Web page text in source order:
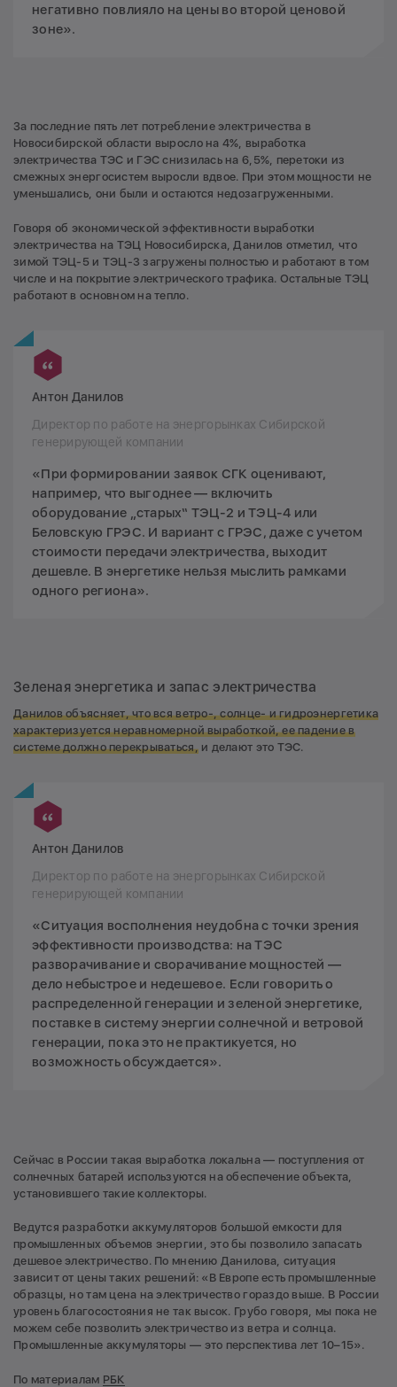
негативно повлияло на цены во второй ценовой
зоне».
За последние пять лет потребление электричества в
Новосибирской области выросло на 4%, выработка
электричества ТЭС и ГЭС снизилась на 6,5%, перетоки из
смежных энергосистем выросли вдвое. При этом мощности не
уменьшались, они были и остаются недозагруженными.
Говоря об экономической эффективности выработки
электричества на ТЭЦ Новосибирска, Данилов отметил, что
зимой ТЭЦ-5 и ТЭЦ-3 загружены полностью и работают в том
числе и на покрытие электрического трафика. Остальные ТЭЦ
работают в основном на тепло.
Антон Данилов
Директор по работе на энергорынках Сибирской
генерирующей компании
«При формировании заявок СГК оценивают,
например, что выгоднее — включить
оборудование „старых“ ТЭЦ-2 и ТЭЦ-4 или
Беловскую ГРЭС. И вариант с ГРЭС, даже с учетом
стоимости передачи электричества, выходит
дешевле. В энергетике нельзя мыслить рамками
одного региона».
Зеленая энергетика и запас электричества
Данилов объясняет, что вся ветро-, солнце- и гидроэнергетика
характеризуется неравномерной выработкой, ее падение в
системе должно перекрываться,и делают это ТЭС.
Антон Данилов
Директор по работе на энергорынках Сибирской
генерирующей компании
«Ситуация восполнения неудобна с точки зрения
эффективности производства: на ТЭС
разворачивание и сворачивание мощностей —
дело небыстрое и недешевое. Если говорить о
распределенной генерации и зеленой энергетике,
поставке в систему энергии солнечной и ветровой
генерации, пока это не практикуется, но
возможность обсуждается».
Сейчас в России такая выработка локальна — поступления от
солнечных батарей используются на обеспечение объекта,
установившего такие коллекторы.
Ведутся разработки аккумуляторов большой емкости для
промышленных объемов энергии, это бы позволило запасать
дешевое электричество. По мнению Данилова, ситуация
зависит от цены таких решений: «В Европе есть промышленные
образцы, но там цена на электричество гораздо выше. В России
уровень благосостояния не так высок. Грубо говоря, мы пока не
можем себе позволить электричество из ветра и солнца.
Промышленные аккумуляторы — это перспектива лет 10–15».
По материалам РБК